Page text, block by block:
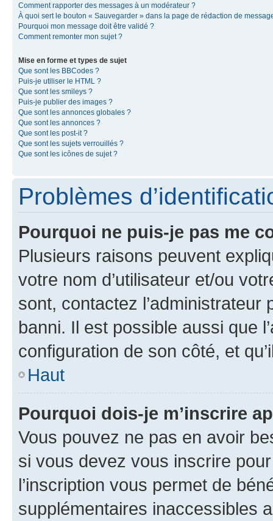
Comment rapporter des messages à un modérateur ?
À quoi sert le bouton « Sauvegarder » dans la page de rédaction de
Pourquoi mon message doit être validé ?
Comment remonter mon sujet ?
Mise en forme et types de sujet
Que sont les BBCodes ?
Puis-je utiliser le HTML ?
Que sont les smileys ?
Puis-je publier des images ?
Que sont les annonces globales ?
Que sont les annonces ?
Que sont les post-it ?
Que sont les sujets verrouillés ?
Que sont les icônes de sujet ?
Problèmes
Pourquoi ne puis-je pas me
Plusieurs raisons peuvent
votre nom d’utilisateur et/ou
sont, contactez l’administrateur
banni. Il est possible aussi que
configuration de son côté, et
Haut
Pourquoi dois-je m’inscrire
Vous pouvez ne pas en avoir
si vous devez vous inscrire
l’inscription vous permet de
supplémentaires inaccessibles